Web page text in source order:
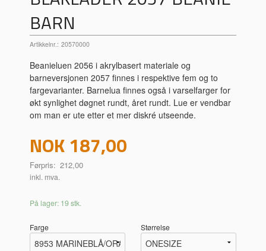
BARN
Artikkelnr.: 20570000
Beanieluen 2056 i akrylbasert materiale og
barneversjonen 2057 finnes i respektive fem og to
fargevarianter. Barnelua finnes også i varselfarger for
økt synlighet døgnet rundt, året rundt. Lue er vendbar
om man er ute etter et mer diskré utseende.
Tilbud
NOK187,00
Førpris: 212,00
inkl. mva.
På lager: 19 stk.
Farge Størrelse